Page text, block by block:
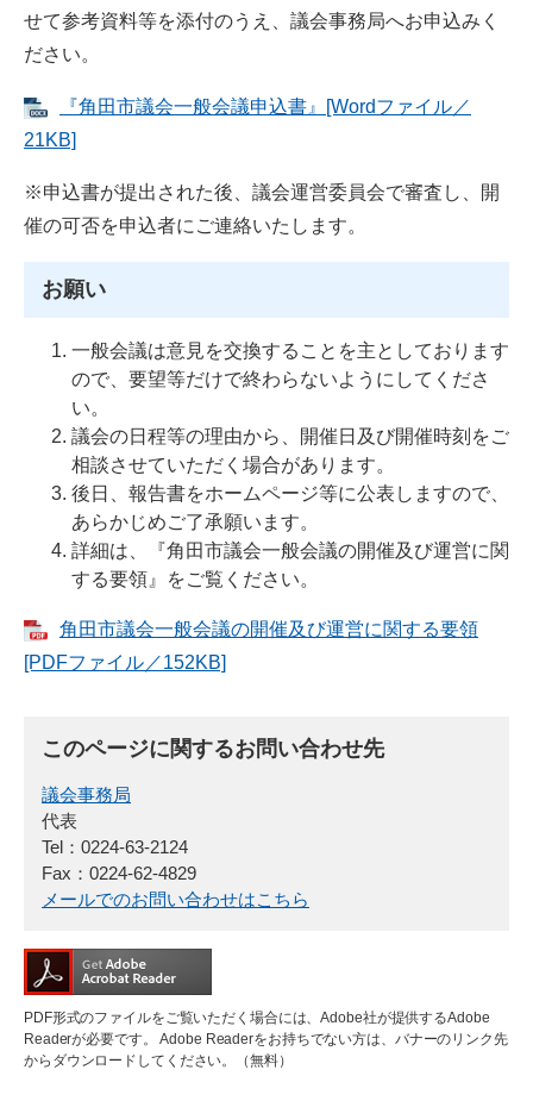
せて参考資料等を添付のうえ、議会事務局へお申込みく
ださい。
『角田市議会一般会議申込書』[Wordファイル／
21KB]
※申込書が提出された後、議会運営委員会で審査し、開
催の可否を申込者にご連絡いたします。
お願い
一般会議は意見を交換することを主としております
ので、要望等だけで終わらないようにしてくださ
い。
議会の日程等の理由から、開催日及び開催時刻をご
相談させていただく場合があります。
後日、報告書をホームページ等に公表しますので、
あらかじめご了承願います。
詳細は、『角田市議会一般会議の開催及び運営に関
する要領』をご覧ください。
角田市議会一般会議の開催及び運営に関する要領
[PDFファイル／152KB]
このページに関するお問い合わせ先
議会事務局
代表
Tel：0224-63-2124
Fax：0224-62-4829
メールでのお問い合わせはこちら
PDF形式のファイルをご覧いただく場合には、Adobe社が提供するAdobe
Readerが必要です。
Adobe Readerをお持ちでない方は、バナーのリンク先
からダウンロードしてください。（無料）